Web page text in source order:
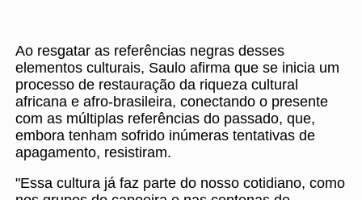
Ao resgatar as referências negras desses
elementos culturais, Saulo afirma que se inicia um
processo de restauração da riqueza cultural
africana e afro-brasileira, conectando o presente
com as múltiplas referências do passado, que,
embora tenham sofrido inúmeras tentativas de
apagamento, resistiram.
"Essa cultura já faz parte do nosso cotidiano, como